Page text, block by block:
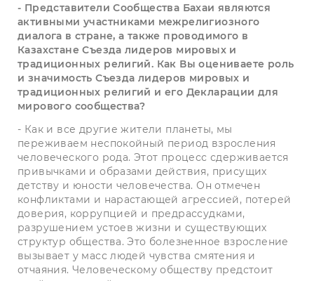
- Представители Сообщества Бахаи являются
активными участниками межрелигиозного
диалога в стране, а также проводимого в
Казахстане Съезда лидеров мировых и
традиционных религий. Как Вы оцениваете роль
и значимость Съезда лидеров мировых и
традиционных религий и его Декларации для
мирового сообщества?
- Как и все другие жители планеты, мы
переживаем неспокойный период взросления
человеческого рода. Этот процесс сдерживается
привычками и образами действия, присущих
детству и юности человечества. Он отмечен
конфликтами и нарастающей агрессией, потерей
доверия, коррупцией и предрассудками,
разрушением устоев жизни и существующих
структур общества. Это болезненное взросление
вызывает у масс людей чувства смятения и
отчаяния. Человеческому обществу предстоит